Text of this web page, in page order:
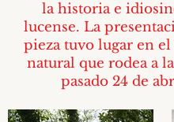
la historia e
lucense. La
pieza tuvo lugar en
natural que rodea a
pasado 24 de